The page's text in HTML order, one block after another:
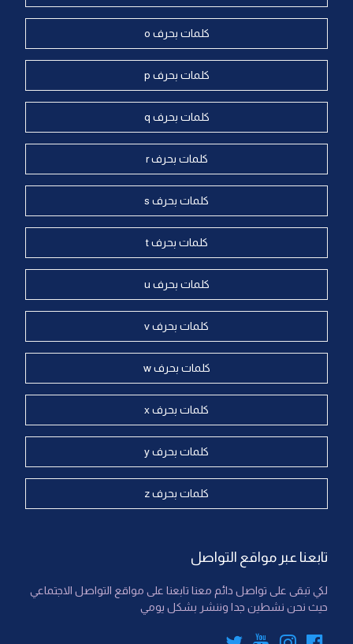
كلمات بحرف o
كلمات بحرف p
كلمات بحرف q
كلمات بحرف r
كلمات بحرف s
كلمات بحرف t
كلمات بحرف u
كلمات بحرف v
كلمات بحرف w
كلمات بحرف x
كلمات بحرف y
كلمات بحرف z
تابعنا عبر مواقع التواصل
لكي تبقى على تواصل دائم معنا تابعنا على مواقع التواصل الاجتماعي
حيث نحن نشطين جدا وننشر بشكل يومي